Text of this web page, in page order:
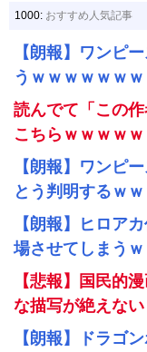
1000: おすすめ人気記事
【朗報】ワンピ
うｗｗｗｗｗｗｗ
読んでて「この
こちらｗｗｗｗｗ
【朗報】ワンピ
とう判明するｗ
【朗報】ヒロア
場させてしまうｗ
【悲報】国民的
な描写が絶えな
【朗報】ドラゴ